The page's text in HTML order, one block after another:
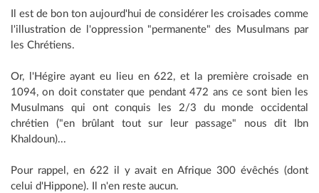
Il est de bon ton aujourd'hui de considérer les croisades comme
l'illustration de l'oppression "permanente" des Musulmans par
les Chrétiens.
Or, l'Hégire ayant eu lieu en 622, et la première croisade en
1094, on doit constater que pendant 472 ans ce sont bien les
Musulmans qui ont conquis les 2/3 du monde occidental
chrétien ("en brûlant tout sur leur passage" nous dit Ibn
Khaldoun)...
Pour rappel, en 622 il y avait en Afrique 300 évêchés (dont
celui d'Hippone). Il n'en reste aucun.